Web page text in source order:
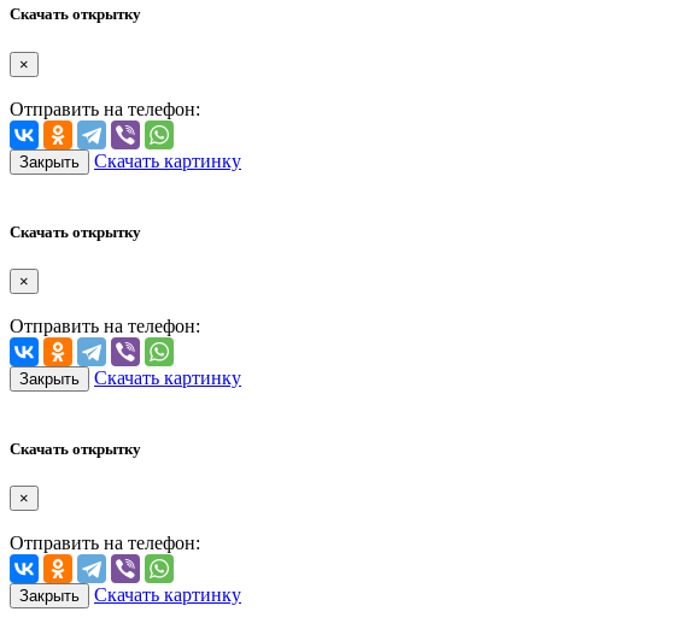
Скачать открытку
×
Отправить на телефон:
Закрыть Скачать картинку
Скачать открытку
×
Отправить на телефон:
Закрыть Скачать картинку
Скачать открытку
×
Отправить на телефон:
Закрыть Скачать картинку